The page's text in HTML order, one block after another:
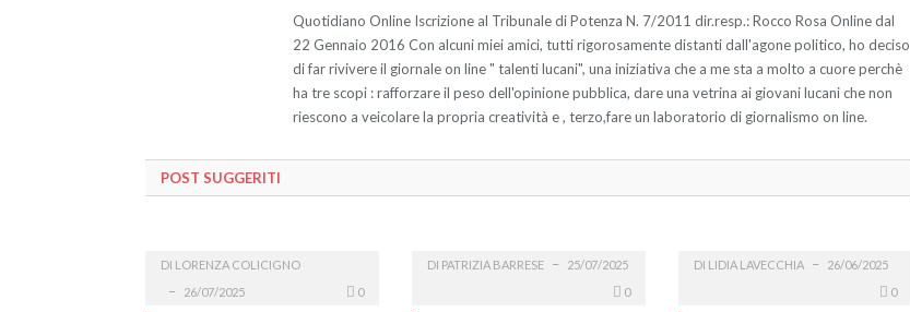
Quotidiano Online Iscrizione al Tribunale di Potenza N. 7/2011 dir.resp.: Rocco Rosa Online dal
22 Gennaio 2016 Con alcuni miei amici, tutti rigorosamente distanti dall'agone politico, ho deciso
di far rivivere il giornale on line " talenti lucani", una iniziativa che a me sta a molto a cuore perchè
ha tre scopi : rafforzare il peso dell'opinione pubblica, dare una vetrina ai giovani lucani che non
riescono a veicolare la propria creatività e , terzo,fare un laboratorio di giornalismo on line.
POST SUGGERITI
DI LORENZA COLICIGNO
26/07/2025
0
DI PATRIZIA BARRESE
25/07/2025
0
DI LIDIA LAVECCHIA
26/06/2025
0